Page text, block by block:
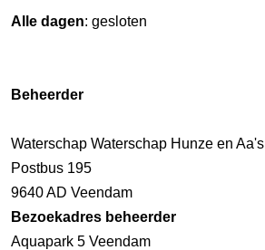
Alle dagen: gesloten
Beheerder
Waterschap Waterschap Hunze en Aa's
Postbus 195
9640 AD Veendam
Bezoekadres beheerder
Aquapark 5 Veendam